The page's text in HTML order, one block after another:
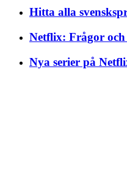
Hitta alla
Netflix: Frågor och
Nya serier på